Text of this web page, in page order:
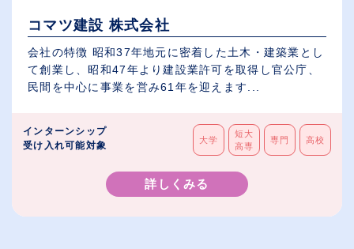
コマツ建設 株式会社
会社の特徴 昭和37年地元に密着した土木・建築業とし
て創業し、昭和47年より建設業許可を取得し官公庁、
民間を中心に事業を営み61年を迎えます...
インターンシップ
受け入れ可能対象
大学
短大
高専
専門 高校
詳しくみる